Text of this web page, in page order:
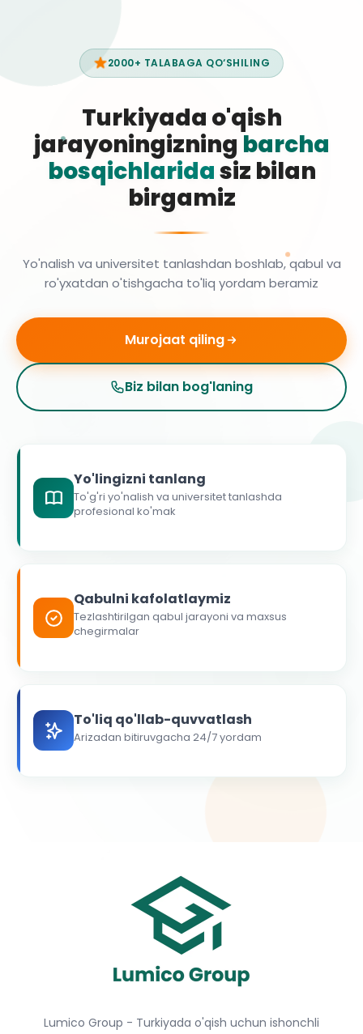
2000+ TALABAGA QO‘SHILING
Turkiyada o'qish
jarayoningizning barcha
bosqichlaridasiz bilan
birgamiz
Yo'nalish va universitet tanlashdan boshlab, qabul va
ro'yxatdan o'tishgacha to'liq yordam beramiz
Murojaat qiling
Biz bilan bog'laning
Yo'lingizni tanlang
To'g'ri yo'nalish va universitet tanlashda
profesional ko'mak
Qabulni kafolatlaymiz
Tezlashtirilgan qabul jarayoni va maxsus
chegirmalar
To'liq qo'llab-quvvatlash
Arizadan bitiruvgacha 24/7 yordam
Lumico Group - Turkiyada o'qish uchun ishonchli